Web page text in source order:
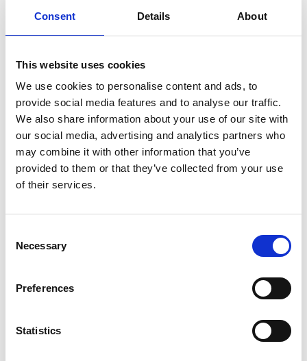
Consent Details About
This website uses cookies
We use cookies to personalise content and ads, to
provide social media features and to analyse our traffic.
We also share information about your use of our site with
our social media, advertising and analytics partners who
may combine it with other information that you’ve
provided to them or that they’ve collected from your use
of their services.
Selection
Necessary
Preferences
Statistics